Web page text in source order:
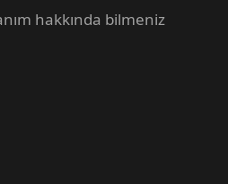
hakkında bilmeniz